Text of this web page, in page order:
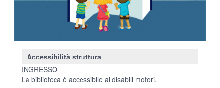
Accessibilità struttura
INGRESSO
La biblioteca è accessibile ai disabili motori.